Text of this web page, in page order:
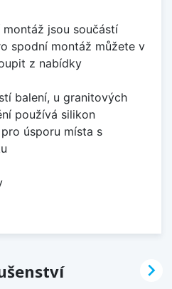
jsou součástí
spodní montáž můžete v
z nabídky
balení, u granitových
používá silikon
úsporu místa s
